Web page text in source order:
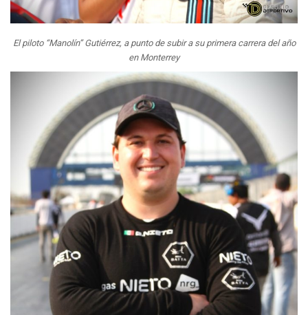
El piloto “Manolín” Gutiérrez, a punto de subir a su primera carrera del año
en Monterrey